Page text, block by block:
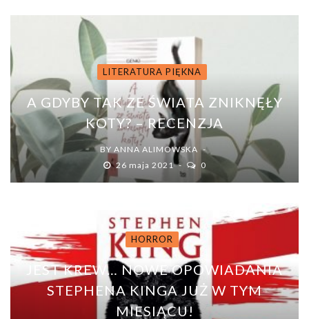
LITERATURA PIĘKNA
A GDYBY TAK ZE ŚWIATA ZNIKNĘŁY
KOTY? – RECENZJA
BY ANNA ALIMOWSKA
26 maja 2021
0
HORROR
JEST KREW… NOWE OPOWIADANIA
STEPHENA KINGA JUŻ W TYM
MIESIĄCU!